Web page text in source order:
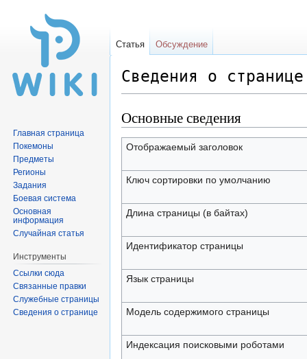
Сведения о
Перейти
к
навигации
Перейти
к
поиску
Основные сведения
Отображаемый заголовок
Ключ сортировки по умолчанию
Длина страницы (в байтах)
Идентификатор страницы
Язык страницы
Модель содержимого страницы
Индексация поисковыми роботами
Статья Обсуждение
Главная страница
Покемоны
Предметы
Регионы
Задания
Боевая система
Основная
информация
Случайная статья
Инструменты
Ссылки сюда
Связанные правки
Служебные страницы
Сведения о странице